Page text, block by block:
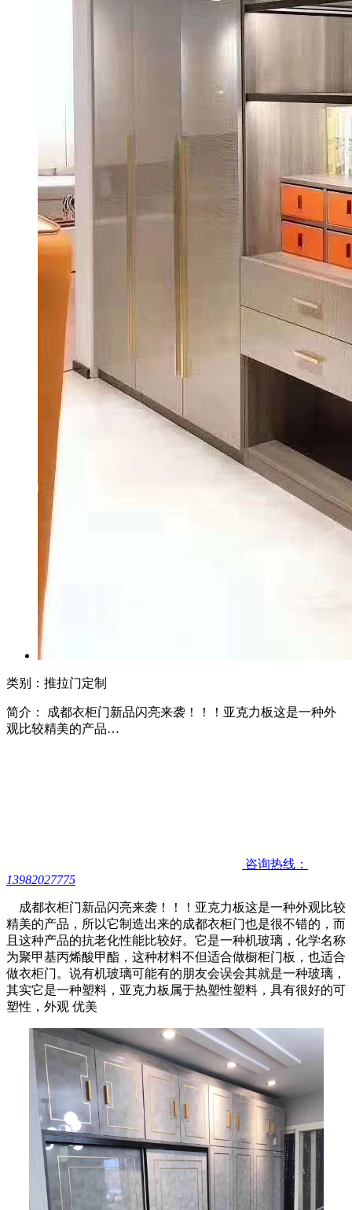
类别：推拉门定制
简介： 成都衣柜门新品闪亮来袭！！！亚克力板这是一种外
观比较精美的产品…
咨询热线：
13982027775
成都衣柜门新品闪亮来袭！！！亚克力板这是一种外观比较
精美的产品，所以它制造出来的成都衣柜门也是很不错的，而
且这种产品的抗老化性能比较好。它是一种机玻璃，化学名称
为聚甲基丙烯酸甲酯，这种材料不但适合做橱柜门板，也适合
做衣柜门。说有机玻璃可能有的朋友会误会其就是一种玻璃，
其实它是一种塑料，亚克力板属于热塑性塑料，具有很好的可
塑性，外观 优美